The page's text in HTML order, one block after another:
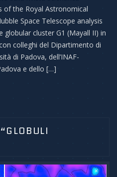
of the Royal Astronomical
Space Telescope analysis
cluster G1 (Mayall II) in
colleghi del Dipartimento di
di Padova, dell’INAF-
e dello […]